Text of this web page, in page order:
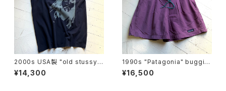
2000s USA製 "old stussy"
tank top
¥14,300
1990s "Patagonia" buggie
s shorts
¥16,500